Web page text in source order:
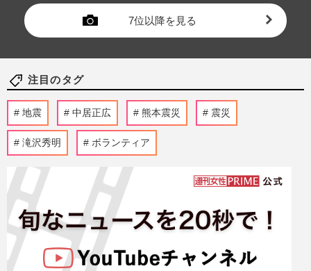
7位以降を見る
注目のタグ
地震 中居正広 熊本震災 震災
滝沢秀明 ボランティア